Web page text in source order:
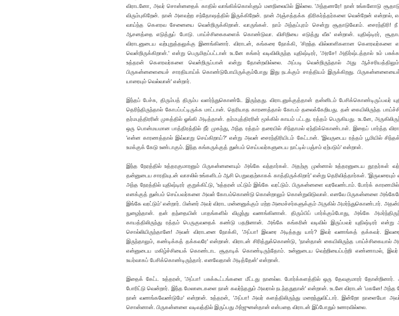
விராடனோ, அவர் சொன்னதைக் காதில் வாங்கிக்கொள்ளும் மனநிலையில் இல்லை. 'அந்தணரே! நான் உங்களோடு
விரும்புகிறேன். நான் அளவற்ற சந்தோஷத்தில் இருக்கிறேன். நான் அஞ்சத்தக்க திரிகர்த்தர்களை வென்றேன் என்றால்,
வாய்ந்த கௌரவ சேனையை வென்றிருக்கிறான். வாருங்கள். நாம் அந்தப்புரம் சென்று சூதாடுவோம். சைரந்திரி! நீ
ஆசனத்தை எடுத்துப் போடு. பாய்ச்சிகைகளைக் கொண்டுவா. விசிறியை எடுத்து வீசு' என்றான். யுதிஷ்டிரர்,
விராடனுடைய வற்புறுத்தலுக்கு இணங்கினார். விராடன், கங்கரை நோக்கி, 'சிறந்த வில்லாளிகளான
வென்றிருக்கிறான்.' என்று பெருமிதப்பட்டான் உடனே கங்கர் வடிவிலிருந்த யுதிஷ்டிரர், 'அரசே! அதிர்ஷ்டத்தால் உம்
உத்தரன் கௌரவர்களை வென்றிருப்பான் என்று தோன்றவில்லை. அப்படி வென்றிருந்தால் அது ஆச்சரியத்திலும்
பிருகன்னளையைச் சாரதியாய்க் கொண்டுபோயிருக்கும்போது இது நடக்கும் சாத்தியம் இருக்கிறது.
யாரையும் வெல்வான்' என்றார்.
இந்தப் பேச்சு, திரும்பத் திரும்ப வளர்ந்துகொண்டே இருந்தது. விராடனுக்குத்தான் தன்னிடம் பேசிக்கொண்டிருப்பவர்
தெரிந்திருந்தால் கோபப்பட்டிருக்க மாட்டான். தெரியாத காரணத்தால் கோபம் தலைக்கேறியது. தன் கையிலிருந்த
தர்மபுத்திரரின் முகத்தில் ஓங்கி அடித்தான். தர்மபுத்திரரின் மூக்கில் காயம் பட்டது. ரத்தம் பெருகியது. உடனே,
ஒரு பொன்மயமான பாத்திரத்தில் நீர் முகந்து, அந்த ரத்தம் தரையில் சிந்தாமல் ஏந்திக்கொண்டாள். இதைப் பார்த்த
'என்ன காரணத்தால் இவ்வாறு செய்கிறாய்?' என்று அவன் சைரந்திரியிடம் கேட்டான். 'இவருடைய ரத்தம் பூமியில்
உமக்குக் கேடு உண்டாகும். இந்த கங்கருக்குத் துன்பம் செய்பவர்களுடைய நாட்டில் பஞ்சம் ஏற்படும்' என்றாள்.
இந்த நேரத்தில் உத்தரகுமாரனும் பிருகன்னளையும் அங்கே வந்தார்கள். அதற்கு முன்னால் உத்தரனுடைய தூதர்கள்
தன்னுடைய சாரதியுடன் வாசலில் உங்களிடம் ஆசி பெறுவதற்காகக் காத்திருக்கிறார்' என்று தெரிவித்தார்கள்.
அந்த நேரத்தில் யுதிஷ்டிரர் குறுக்கிட்டு, 'உத்தரன் மட்டும் இங்கே வரட்டும். பிருகன்னளை வரவேண்டாம். போர்க்
எனக்குத் துன்பம் செய்பவர்களை அவள் கோபம்கொண்டு கொன்றாலும் கொன்றுவிடுவாள். எனவே பிருகன்னளை அங்கேயே
இங்கே வரட்டும்' என்றார். பின்னர் அவர் விராட மன்னனுக்கும் மற்ற அமைச்சர்களுக்கும் அருகில் அமர்ந்துகொண்டார்.
நுழைந்தான். தன் தந்தையின் பாதங்களில் விழுந்து வணங்கினான். திரும்பிப் பார்க்கும்போது, அங்கே
காயத்திலிருந்து ரத்தம் பெருகுவதைக் கண்டு பதறினான். அங்கே கங்கரின் வடிவில் இருப்பவர் யுதிஷ்டிரர்
சொல்லியிருந்தானே! அவன் விராடனை நோக்கி, 'அப்பா! இவரை அடித்தது யார்? இவர் வணங்கத் தக்கவர். இவரைத்
இருந்தாலும், கண்டிக்கத் தக்கவரே' என்றான். விராடன் சிரித்துக்கொண்டு, 'நான்தான் கையிலிருந்த பாய்ச்சிகையால்
என்னுடைய மகிழ்ச்சியைக் கொண்டாட சூதாடிக் கொண்டிருந்தோம். உன்னுடைய வெற்றியைப்பற்றி எண்ணாமல்,
உயர்வாகப் பேசிக்கொண்டிருந்தார். எனவேதான் அடித்தேன்' என்றான்.
இதைக் கேட்ட உத்தரன், 'அப்பா! பசுக்கூட்டங்களை மீட்டது நானல்ல. போர்க்களத்தில் ஒரு தேவகுமாரர்
போரிட்டு வென்றார். இந்த மேலாடைகளை நான் கவர்ந்ததும் அவரால் நடந்ததுதான்' என்றான். உடனே விராடன் 'மகனே! அந்த
நான் வணங்கவேண்டுமே' என்றான். உத்தரன், 'அப்பா! அவர் களத்திலிருந்து மறைந்துவிட்டார். இன்றோ நாளையோ
சொன்னான். பிருகன்னளை வடிவத்தில் இருப்பது அர்ஜுனன்தான் என்பதை விராடன் இப்போதும் உணரவில்லை.